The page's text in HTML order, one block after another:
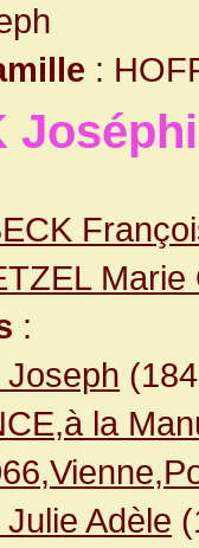
:
:
la
Adèle